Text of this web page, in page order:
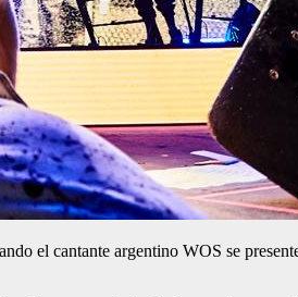
el cantante argentino WOS se